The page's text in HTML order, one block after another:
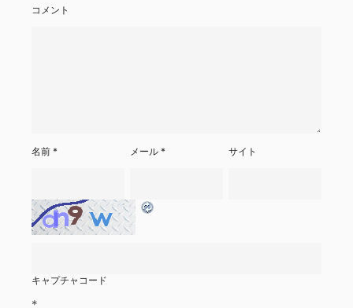
コメント
名前 * メール* サイト
キャプチャコード
*